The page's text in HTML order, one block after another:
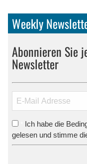
Weekly
Abonnieren Sie
Newsletter
Ich habe die
gelesen und stimme